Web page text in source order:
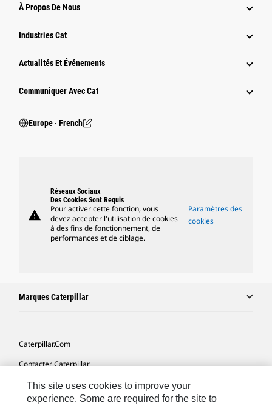
À Propos De Nous
Industries Cat
Actualités Et Événements
Communiquer Avec Cat
Europe ‧ French
warning
Réseaux Sociaux
Des Cookies Sont Requis
Pour activer cette fonction, vous
devez accepter l'utilisation de cookies
à des fins de fonctionnement, de
performances et de ciblage.
Paramètres des
cookies
Marques Caterpillar
Caterpillar.com
Contacter Caterpillar
Mes Préférences Marketing
Plan Du Site
This site uses cookies to improve your
experience. Some are required for the site to